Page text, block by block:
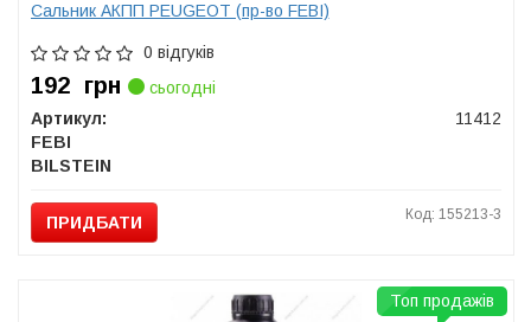
Сальник АКПП PEUGEOT (пр-во FEBI)
0 відгуків
192 грн
сьогодні
Артикул:
11412
FEBI
BILSTEIN
ПРИДБАТИ Код: 155213-3
Топ продажів